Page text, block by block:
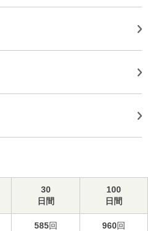
30
日間
100
日間
585回 960回